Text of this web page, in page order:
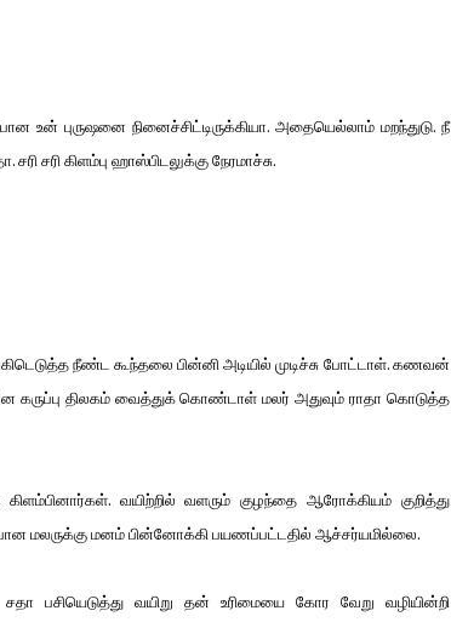
உன் புருஷனை நினைச்சிட்டிருக்கியா. அதையெல்லாம் மறந்துடு. நீ
சரி கிளம்பு ஹாஸ்பிடலுக்கு நேரமாச்சு.
நீண்ட கூந்தலை பின்னி அடியில் முடிச்சு போட்டாள். கணவன்
கருப்பு திலகம் வைத்துக் கொண்டாள் மலர் அதுவும் ராதா கொடுத்த
வயிற்றில் வளரும் குழந்தை ஆரோக்கியம் குறித்து
மலருக்கு மனம் பின்னோக்கி பயணப்பட்டதில் ஆச்சர்யமில்லை.
பசியெடுத்து வயிறு தன் உரிமையை கோர வேறு வழியின்றி